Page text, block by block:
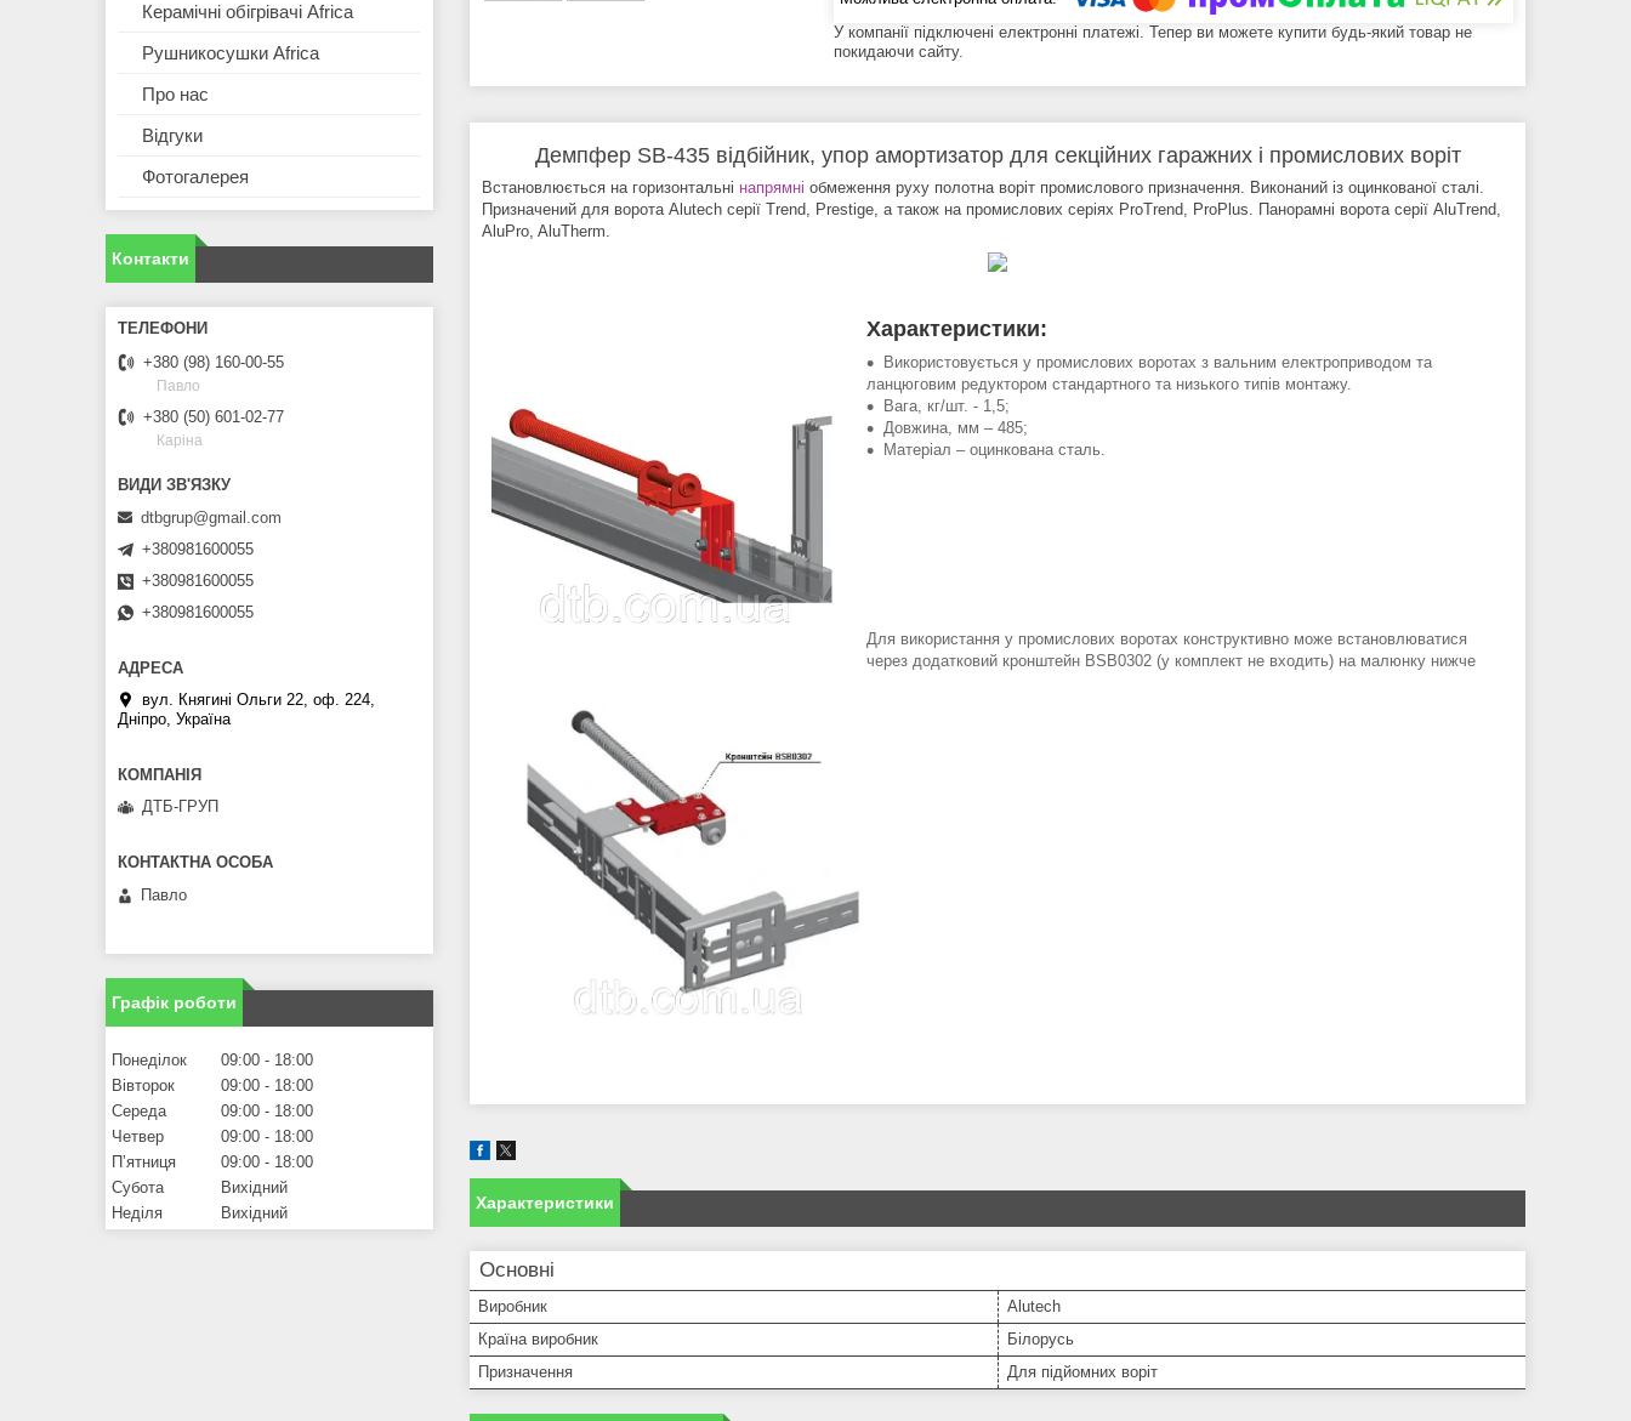
У компанії підключені електронні платежі. Тепер ви можете купити будь-який товар не
покидаючи сайту.
Демпфер SB-435 відбійник, упор амортизатор для секційних гаражних і промислових воріт
Встановлюється на горизонтальні напрямні обмеження руху полотна воріт промислового призначення. Виконаний із оцинкованої сталі.
Призначений для ворота Alutech серії Trend, Prestige, а також на промислових серіях ProTrend, ProPlus. Панорамні ворота серії AluTrend,
AluPro, AluTherm.
Характеристики:
Використовується у промислових воротах з вальним електроприводом та
ланцюговим редуктором стандартного та низького типів монтажу.
Вага, кг/шт. - 1,5;
Довжина, мм – 485;
Матеріал – оцинкована сталь.
Для використання у промислових воротах конструктивно може встановлюватися
через додатковий кронштейн BSB0302 (у комплект не входить) на малюнку нижче
Характеристики
Основні
Виробник
Alutech
Країна виробник
Білорусь
Призначення
Для підйомних воріт
Керамічні обігрівачі Africa
Рушникосушки Africa
Про нас
Відгуки
Фотогалерея
Контакти
+380 (98) 160-00-55
Павло
+380 (50) 601-02-77
Каріна
dtbgrup@gmail.com
+380981600055
+380981600055
+380981600055
вул. Княгині Ольги 22, оф. 224,
Дніпро, Україна
ДТБ-ГРУП
Павло
Графік роботи
Понеділок 09:00
18:00
Вівторок
09:00
18:00
Середа
09:00
18:00
Четвер
09:00
18:00
Пʼятниця
09:00
18:00
Субота
Вихідний
Неділя
Вихідний